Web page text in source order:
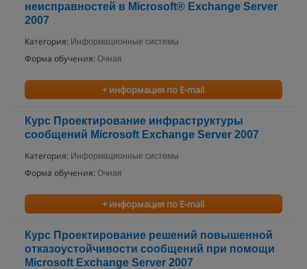
неисправностей в Microsoft® Exchange Server
2007
Категория: Информационные системы
Форма обучения: Очная
+ информация по E-mail
Курс Проектирование инфраструктуры
сообщений Microsoft Exchange Server 2007
Категория: Информационные системы
Форма обучения: Очная
+ информация по E-mail
Курс Проектирование решений повышенной
отказоустойчивости сообщений при помощи
Microsoft Exchange Server 2007